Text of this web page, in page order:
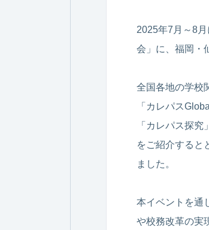
2025年7月～8
会」に、福岡・
全国各地の学校
「カレパス
「カレパス探究」
をご紹介すると
ました。
本イベントを通
や校務改革の実